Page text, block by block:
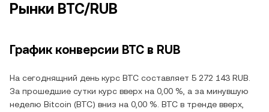
Рынки BTC/RUB
График конверсии BTC в RUB
На сегоднящний день курс BTC составляет 5 272 143 RUB.
За прошедшие сутки курс вверх на 0,00 %, а за минувшую
неделю Bitcoin (BTC) вниз на 0,00 %. BTC в тренде вверх,